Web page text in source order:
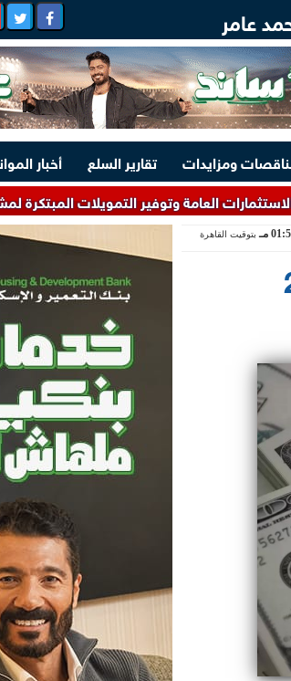
عامر
ومزايدات تقارير السلع
أخبار
وتوفير التمويلات المبتكرة لمشروعات
مـ بتوقيت القاهرة